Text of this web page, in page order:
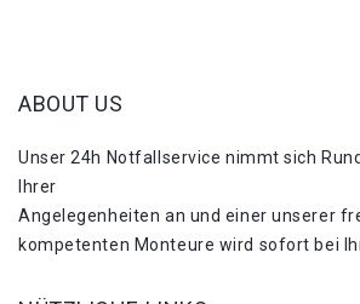
ABOUT US
Unser 24h Notfallservice nimmt sich
Ihrer
Angelegenheiten an und einer unserer
kompetenten Monteure wird sofort bei